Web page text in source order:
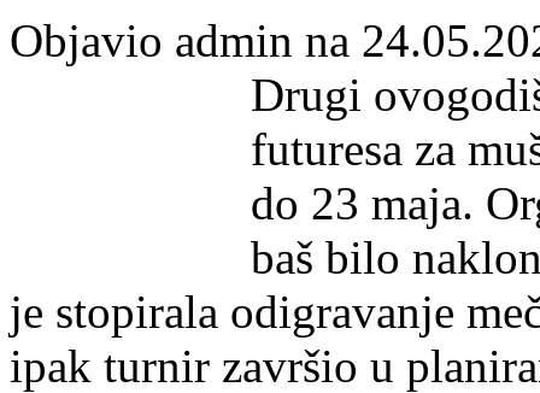
Objavio admin na
Drugi
futuresa za
do 23 maja.
baš bilo
je stopirala odigravanje
ipak turnir završio u